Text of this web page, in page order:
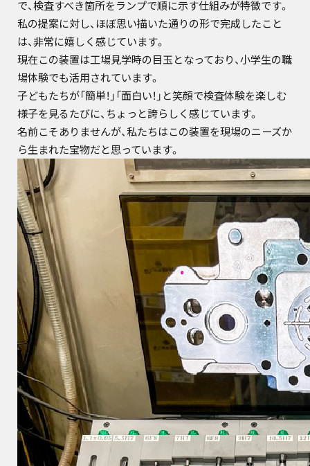
で、検査すべき箇所をランプで順に示す仕組みが特徴です。
私の提案に対し、ほぼ思い描いた通りの形で完成したこと
は、非常に嬉しく感じています。
現在この装置は工場見学時の目玉となっており、小学生の職
場体験でも活用されています。
子どもたちが「簡単！」「面白い！」と笑顔で検査体験を楽しむ
様子を見るたびに、ちょっと誇らしく感じています。
名前こそありませんが、私たちはこの装置を現場のニーズか
ら生まれた宝物だと思っています。